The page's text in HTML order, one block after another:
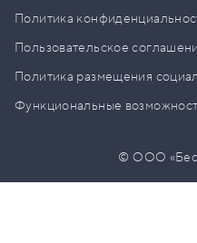
Политика
Пользовательское
Политика размещения
Функциональные
© ООО